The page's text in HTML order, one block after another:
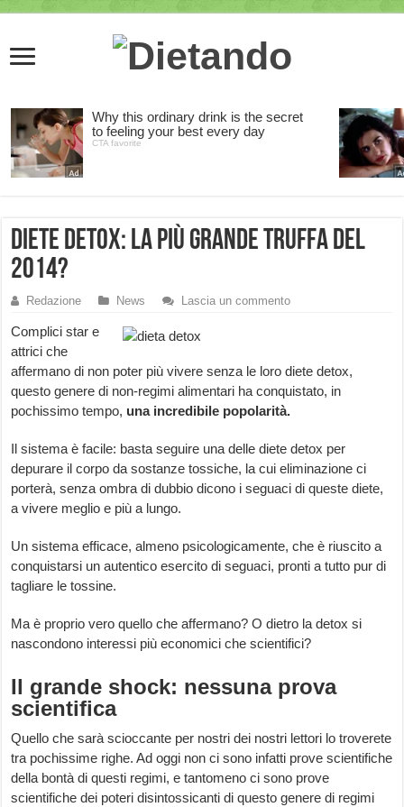
Diete detox: la più grande truffa del
2014?
Redazione News Lascia un commento
Complici star e
attrici che
affermano di non poter più vivere senza le loro diete detox,
questo genere di non-regimi alimentari ha conquistato, in
pochissimo tempo, una incredibile popolarità.
Il sistema è facile: basta seguire una delle diete detox per
depurare il corpo da sostanze tossiche, la cui eliminazione ci
porterà, senza ombra di dubbio dicono i seguaci di queste diete,
a vivere meglio e più a lungo.
Un sistema efficace, almeno psicologicamente, che è riuscito a
conquistarsi un autentico esercito di seguaci, pronti a tutto pur di
tagliare le tossine.
Ma è proprio vero quello che affermano? O dietro la detox si
nascondono interessi più economici che scientifici?
Il grande shock: nessuna prova
scientifica
Quello che sarà scioccante per nostri dei nostri lettori lo troverete
tra pochissime righe. Ad oggi non ci sono infatti prove scientifiche
della bontà di questi regimi, e tantomeno ci sono prove
scientifiche dei poteri disintossicanti di questo genere di regimi